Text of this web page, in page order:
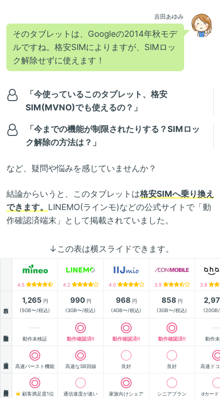
吉田あゆみ
そのタブレットは、Googleの2014年秋モデ
ルですね。格安SIMによりますが、SIMロッ
ク解除せずに使えます！
「今使っているこのタブレット、格安
SIM(MVNO)でも使えるの？」
「今までの機能が制限されたりする？SIMロッ
ク解除の方法は？」
など、疑問や悩みを感じていませんか？
結論からいうと、このタブレットは格安SIMへ乗り換え
できます。 LINEMO(ラインモ)などの公式サイトで「動
作確認済端末」として掲載されていました。
↓この表は横スライドできます。
4.5 4.2 4.0 3.9 3.8
1,265 円
(5GB〜/税込)
990円
(3GB〜/税込)
968 円
(4GB〜/税込)
858 円
(3GB〜/税込)
動作未検証 動作確認済!! 動作確認済!! 動作確認済!! 動作
高速バースト機能 高速なSB回線 良好 良好 高速ド
顧客満足度1位 通信速度が速い 家族向けシェア シニアプラン dカード